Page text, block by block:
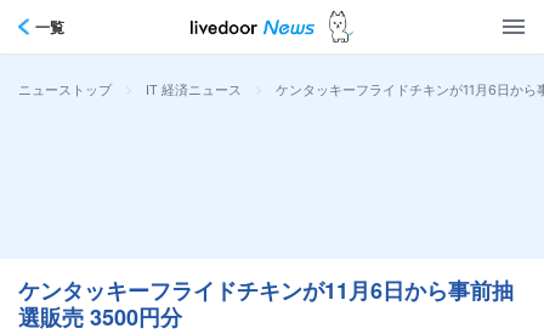
一覧
ニューストップ > IT 経済ニュース > ケンタッキーフライドチキンが11月6日か
ケンタッキーフライドチキンが11月6日から事前抽
選販売 3500円分